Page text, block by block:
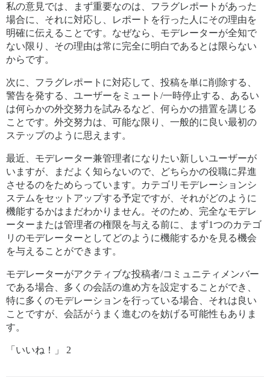
私の意見では、まず重要なのは、フラグレポートがあった
場合に、それに対応し、レポートを行った人にその理由を
明確に伝えることです。なぜなら、モデレーターが全知で
ない限り、その理由は常に完全に明白であるとは限らない
からです。
次に、フラグレポートに対応して、投稿を単に削除する、
警告を発する、ユーザーをミュート/一時停止する、あるい
は何らかの外交努力を試みるなど、何らかの措置を講じる
ことです。外交努力は、可能な限り、一般的に良い最初の
ステップのように思えます。
最近、モデレーター兼管理者になりたい新しいユーザーが
いますが、まだよく知らないので、どちらかの役職に昇進
させるのをためらっています。カテゴリモデレーションシ
ステムをセットアップする予定ですが、それがどのように
機能するかはまだわかりません。そのため、完全なモデレ
ーターまたは管理者の権限を与える前に、まず1つのカテゴ
リのモデレーターとしてどのように機能するかを見る機会
を与えることができます。
モデレーターがアクティブな投稿者/コミュニティメンバー
である場合、多くの会話の進め方を設定することができ、
特に多くのモデレーションを行っている場合、それは良い
ことですが、会話がうまく進むのを妨げる可能性もありま
す。
「いいね！」 2